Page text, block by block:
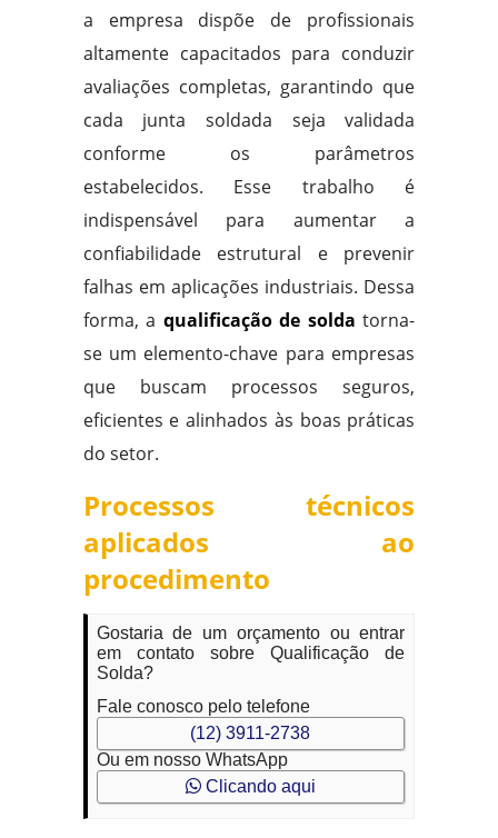
a empresa dispõe de profissionais
altamente capacitados para conduzir
avaliações completas, garantindo que
cada junta soldada seja validada
conforme os parâmetros
estabelecidos. Esse trabalho é
indispensável para aumentar a
confiabilidade estrutural e prevenir
falhas em aplicações industriais. Dessa
forma, a qualificação de solda torna-
se um elemento-chave para empresas
que buscam processos seguros,
eficientes e alinhados às boas práticas
do setor.
Processos técnicos
aplicados ao
procedimento
Gostaria de um orçamento ou entrar
em contato sobre Qualificação de
Solda?
Fale conosco pelo telefone
(12) 3911-2738
Ou em nosso WhatsApp
Clicando aqui